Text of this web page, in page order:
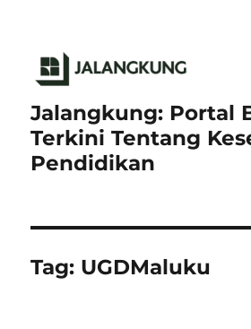
Jalangkung: Portal
Terkini Tentang
Pendidikan
Tag: UGDMaluku